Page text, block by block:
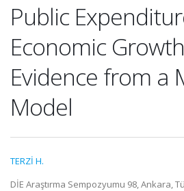
Public
Economic
Evidence from a
Model
TERZİ H.
DİE Araştırma Sempozyumu 98, Ankara,